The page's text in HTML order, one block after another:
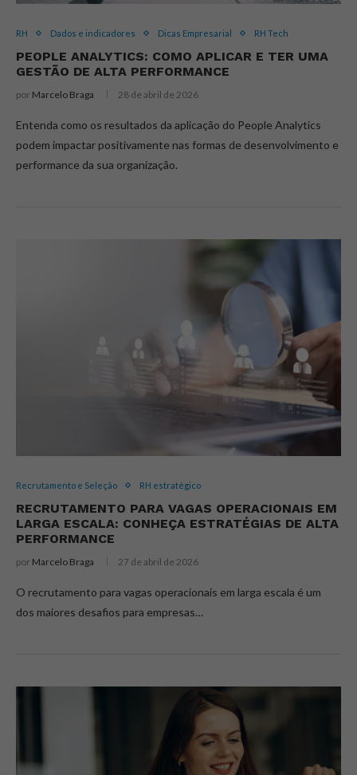
RH Dados e indicadores Dicas Empresarial RH Tech
PEOPLE ANALYTICS: COMO APLICAR E TER UMA
GESTÃO DE ALTA PERFORMANCE
por Marcelo Braga 28 de abril de 2026
Entenda como os resultados da aplicação do People Analytics
podem impactar positivamente nas formas de desenvolvimento e
performance da sua organização.
Recrutamento e Seleção RH estratégico
RECRUTAMENTO PARA VAGAS OPERACIONAIS EM
LARGA ESCALA: CONHEÇA ESTRATÉGIAS DE ALTA
PERFORMANCE
por Marcelo Braga 27 de abril de 2026
O recrutamento para vagas operacionais em larga escala é um
dos maiores desafios para empresas…